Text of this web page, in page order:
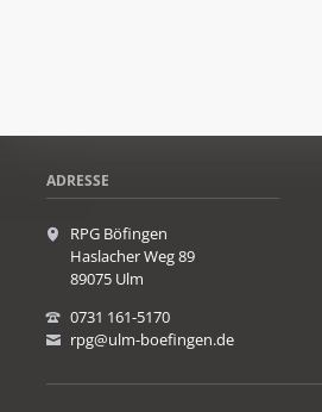
ADRESSE
RPG Böfingen
Haslacher Weg 89
89075 Ulm
0731 161-5170
rpg@ulm-boefingen.de